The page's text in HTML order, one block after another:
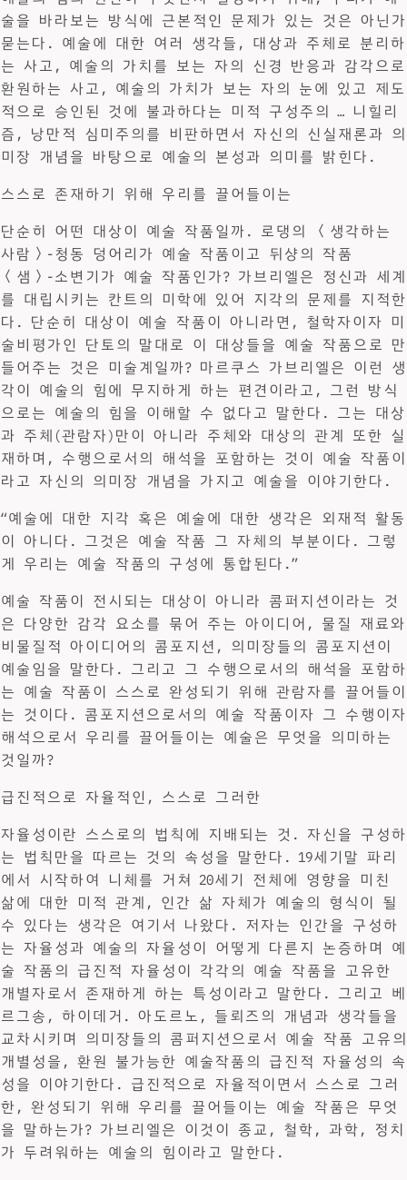
술을 바라보는 방식에 근본적인 문제가 있는 것은 아닌가
묻는다. 예술에 대한 여러 생각들, 대상과 주체로 분리하
는 사고, 예술의 가치를 보는 자의 신경 반응과 감각으로
환원하는 사고, 예술의 가치가 보는 자의 눈에 있고 제도
적으로 승인된 것에 불과하다는 미적 구성주의 … 니힐리
즘, 낭만적 심미주의를 비판하면서 자신의 신실재론과 의
미장 개념을 바탕으로 예술의 본성과 의미를 밝힌다.
스스로 존재하기 위해 우리를 끌어들이는
단순히 어떤 대상이 예술 작품일까. 로댕의 〈생각하는
사람〉-청동 덩어리가 예술 작품이고 뒤샹의 작품
〈샘〉-소변기가 예술 작품인가? 가브리엘은 정신과 세계
를 대립시키는 칸트의 미학에 있어 지각의 문제를 지적한
다. 단순히 대상이 예술 작품이 아니라면, 철학자이자 미
술비평가인 단토의 말대로 이 대상들을 예술 작품으로 만
들어주는 것은 미술계일까? 마르쿠스 가브리엘은 이런 생
각이 예술의 힘에 무지하게 하는 편견이라고, 그런 방식
으로는 예술의 힘을 이해할 수 없다고 말한다. 그는 대상
과 주체(관람자)만이 아니라 주체와 대상의 관계 또한 실
재하며, 수행으로서의 해석을 포함하는 것이 예술 작품이
라고 자신의 의미장 개념을 가지고 예술을 이야기한다.
“예술에 대한 지각 혹은 예술에 대한 생각은 외재적 활동
이 아니다. 그것은 예술 작품 그 자체의 부분이다. 그렇
게 우리는 예술 작품의 구성에 통합된다.”
예술 작품이 전시되는 대상이 아니라 콤퍼지션이라는 것
은 다양한 감각 요소를 묶어 주는 아이디어, 물질 재료와
비물질적 아이디어의 콤포지션, 의미장들의 콤포지션이
예술임을 말한다. 그리고 그 수행으로서의 해석을 포함하
는 예술 작품이 스스로 완성되기 위해 관람자를 끌어들이
는 것이다. 콤포지션으로서의 예술 작품이자 그 수행이자
해석으로서 우리를 끌어들이는 예술은 무엇을 의미하는
것일까?
급진적으로 자율적인, 스스로 그러한
자율성이란 스스로의 법칙에 지배되는 것. 자신을 구성하
는 법칙만을 따르는 것의 속성을 말한다. 19세기말 파리
에서 시작하여 니체를 거쳐 20세기 전체에 영향을 미친
삶에 대한 미적 관계, 인간 삶 자체가 예술의 형식이 될
수 있다는 생각은 여기서 나왔다. 저자는 인간을 구성하
는 자율성과 예술의 자율성이 어떻게 다른지 논증하며 예
술 작품의 급진적 자율성이 각각의 예술 작품을 고유한
개별자로서 존재하게 하는 특성이라고 말한다. 그리고 베
르그송, 하이데거. 아도르노, 들뢰즈의 개념과 생각들을
교차시키며 의미장들의 콤퍼지션으로서 예술 작품 고유의
개별성을, 환원 불가능한 예술작품의 급진적 자율성의 속
성을 이야기한다. 급진적으로 자율적이면서 스스로 그러
한, 완성되기 위해 우리를 끌어들이는 예술 작품은 무엇
을 말하는가? 가브리엘은 이것이 종교, 철학, 과학, 정치
가 두려워하는 예술의 힘이라고 말한다.